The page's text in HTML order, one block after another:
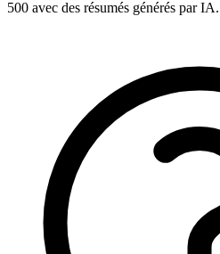
500 avec des résumés générés par IA.